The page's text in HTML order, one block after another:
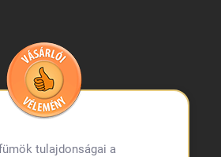
tulajdonságai a